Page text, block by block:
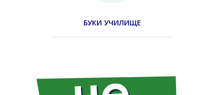
БУКИ УЧИЛИЩЕ